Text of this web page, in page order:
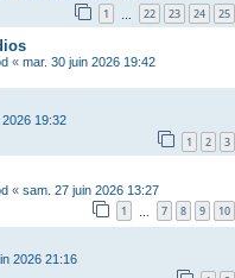
1 22 23 24 25
« mar. 30 juin 2026 19:42
19:32
1 2 3
« sam. 27 juin 2026 13:27
1 7 8 9 10
2026 21:16